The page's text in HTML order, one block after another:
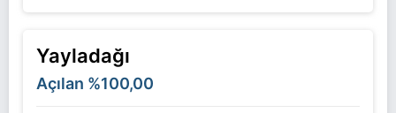
Yayladağı
Açılan %100,00